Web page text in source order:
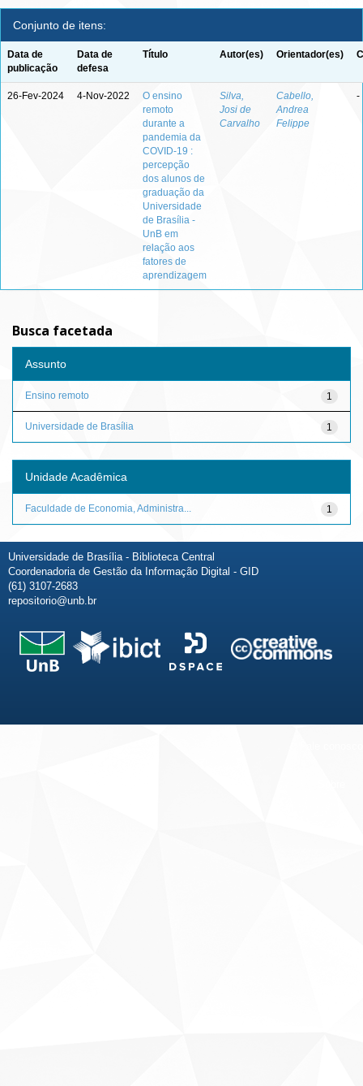
Conjunto de itens:
Data de
publicação
Data de
defesa
Título Autor(es) Orientador(es)
26-Fev-2024 4-Nov-2022
O ensino
remoto
durante a
pandemia da
COVID-19 :
percepção
dos alunos de
graduação da
Universidade
de Brasília -
UnB em
relação aos
fatores de
aprendizagem
Silva,
Josi de
Carvalho
Cabello,
Andrea
Felippe
-
Busca facetada
Assunto
1
Ensino remoto
1
Universidade de Brasília
Unidade Acadêmica
1
Faculdade de Economia, Administra...
Universidade de Brasília - Biblioteca Central
Coordenadoria de Gestão da Informação Digital - GID
(61) 3107-2683
repositorio@unb.br